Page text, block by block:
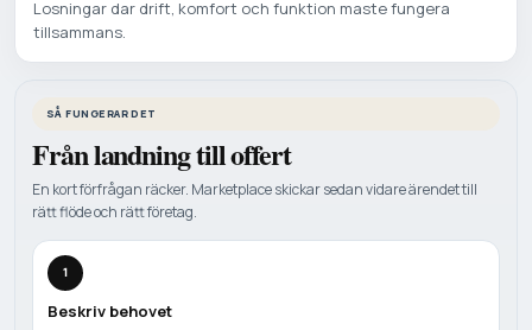
Losningar dar drift, komfort och funktion maste fungera
tillsammans.
SÅ FUNGERAR DET
Från landning till offert
En kort förfrågan räcker. Marketplace skickar sedan vidare ärendet till
rätt flöde och rätt företag.
1
Beskriv behovet